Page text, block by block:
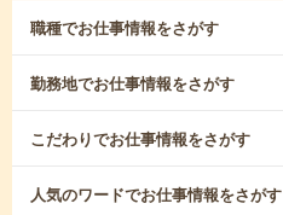
職種でお仕事情報をさがす
勤務地でお仕事情報をさがす
こだわりでお仕事情報をさがす
人気のワードでお仕事情報をさがす